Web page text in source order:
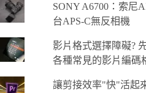
SONY A6700：索尼
台APS-C無反相機
影片格式選擇障礙?
各種常見的影片編碼
讓剪接效率"快"活起